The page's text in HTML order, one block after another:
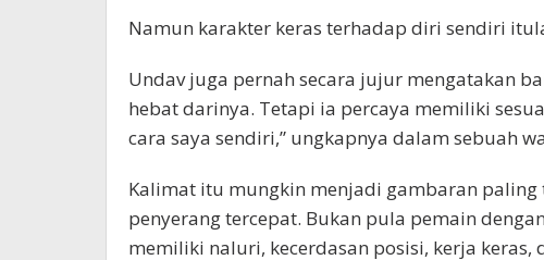
Namun karakter keras terhadap diri sendiri
Undav juga pernah secara jujur mengatakan
hebat darinya. Tetapi ia percaya memiliki
cara saya sendiri,” ungkapnya dalam sebuah
Kalimat itu mungkin menjadi gambaran
penyerang tercepat. Bukan pula pemain
memiliki naluri, kecerdasan posisi, kerja keras,